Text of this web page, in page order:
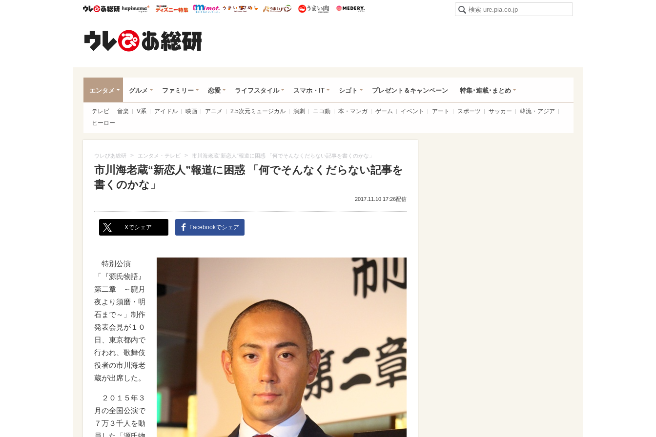
ウレぴあ総研ハピママ* ウレぴあ総研 ディズニー特集
mimot. うまいめし うまいパン うまい肉
エンタメ グルメ ファミリー 恋愛 ライフスタイル スマホ・IT シゴト プレゼント＆キャンペーン 特集･連載･まとめ
テレビ 音楽 V系 アイドル 映画 アニメ 2.5次元ミュージカル 演劇 ニコ動 本・マンガ ゲーム イベント アート スポーツ サッカー
韓流・アジア
ヒーロー
ウレぴあ総研 > エンタメ・テレビ > 市川海老蔵“新恋人”報道に困惑 「何でそんなくだらない記事を書くのかな」
市川海老蔵“新恋人”報道に困惑 「何でそんなくだらない記事を
書くのかな」
2017.11.10 17:26配信
Xでシェア Facebookでシェア
特別公演
「『源氏物語』
第二章 ～朧月
夜より須磨・明
石まで～」制作
発表会見が１０
日、東京都内で
行われ、歌舞伎
役者の市川海老
蔵が出席した。
２０１５年３
月の全国公演で
７万３千人を動